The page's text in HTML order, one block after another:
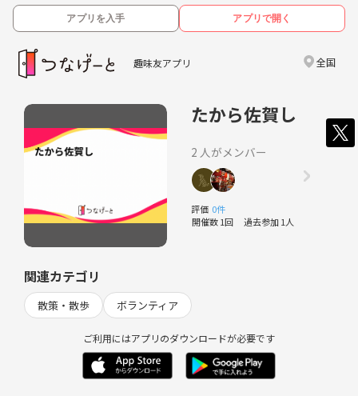
アプリを入手 アプリで開く
趣味友アプリ 全国
たから佐賀し
2 人がメンバー
評価 0件
開催数 1回 過去参加 1人
関連カテゴリ
散策・散歩 ボランティア
ご利用にはアプリのダウンロードが必要です